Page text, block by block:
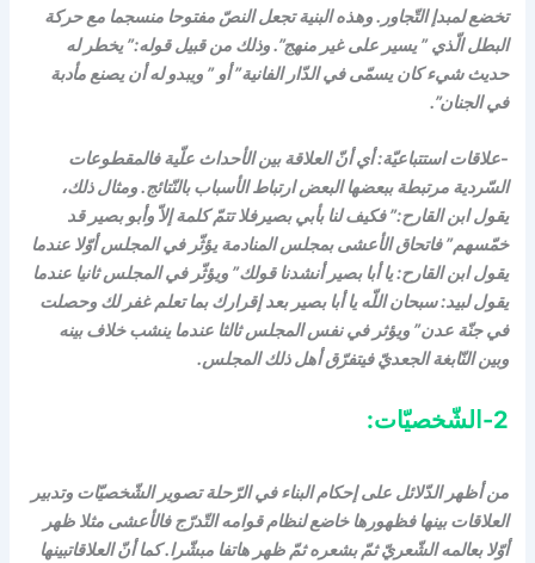
تخضع لمبدإ التّجاور. وهذه البنية تجعل النصّ مفتوحا منسجما مع حركة
البطل الّذي ” يسير على غير منهج”. وذلك من قبيل قوله:” يخطر له
حديث شيء كان يسمّى في الدّار الفانية” أو ” ويبدو له أن يصنع مأدبة
في الجنان”.
-علاقات استتباعيّة: أي أنّ العلاقة بين الأحداث علّية فالمقطوعات
السّردية مرتبطة ببعضها البعض ارتباط الأسباب بالنّتائج. ومثال ذلك،
يقول ابن القارح:” فكيف لنا بأبي بصيرفلا تتمّ كلمة إلاّ وأبو بصير قد
خمّسهم” فاتحاق الأعشى بمجلس المنادمة يؤثّر في المجلس أوّلا عندما
يقول ابن القارح: يا أبا بصير أنشدنا قولك” ويؤثّر في المجلس ثانيا عندما
يقول لبيد: سبحان اللّه يا أبا بصير بعد إقرارك بما تعلم غفر لك وحصلت
في جنّة عدن” ويؤثر في نفس المجلس ثالثا عندما ينشب خلاف بينه
وبين النّابغة الجعديّ فيتفرّق أهل ذلك المجلس.
2-الشّخصيّات:
من أظهر الدّلائل على إحكام البناء في الرّحلة تصوير الشّخصيّات وتدبير
العلاقات بينها فظهورها خاضع لنظام قوامه التّدرّج فالأعشى مثلا ظهر
أوّلا بعالمه الشّعريّ ثمّ بشعره ثمّ ظهر هاتفا مبشّرا. كما أنّ العلاقاتبينها